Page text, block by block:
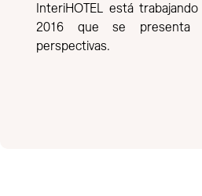
InteriHOTEL está
2016 que se presenta
perspectivas.